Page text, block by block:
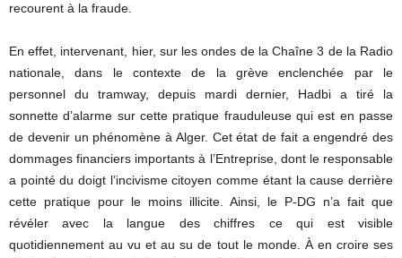
recourent à la fraude.
En effet, intervenant, hier, sur les ondes de la Chaîne 3 de la Radio
nationale, dans le contexte de la grève enclenchée par le
personnel du tramway, depuis mardi dernier, Hadbi a tiré la
sonnette d’alarme sur cette pratique frauduleuse qui est en passe
de devenir un phénomène à Alger. Cet état de fait a engendré des
dommages financiers importants à l’Entreprise, dont le responsable
a pointé du doigt l’incivisme citoyen comme étant la cause derrière
cette pratique pour le moins illicite. Ainsi, le P-DG n’a fait que
révéler avec la langue des chiffres ce qui est visible
quotidiennement au vu et au su de tout le monde. À en croire ses